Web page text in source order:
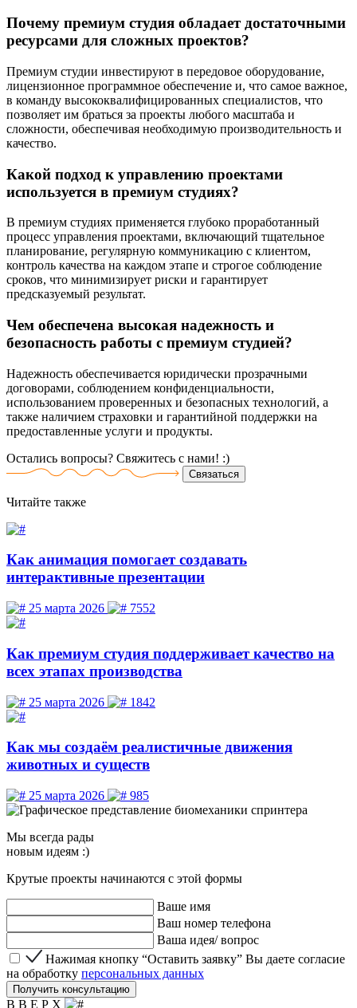
Почему премиум студия обладает достаточными
ресурсами для сложных проектов?
Премиум студии инвестируют в передовое оборудование,
лицензионное программное обеспечение и, что самое важное,
в команду высококвалифицированных специалистов, что
позволяет им браться за проекты любого масштаба и
сложности, обеспечивая необходимую производительность и
качество.
Какой подход к управлению проектами
используется в премиум студиях?
В премиум студиях применяется глубоко проработанный
процесс управления проектами, включающий тщательное
планирование, регулярную коммуникацию с клиентом,
контроль качества на каждом этапе и строгое соблюдение
сроков, что минимизирует риски и гарантирует
предсказуемый результат.
Чем обеспечена высокая надежность и
безопасность работы с премиум студией?
Надежность обеспечивается юридически прозрачными
договорами, соблюдением конфиденциальности,
использованием проверенных и безопасных технологий, а
также наличием страховки и гарантийной поддержки на
предоставленные услуги и продукты.
Остались вопросы? Свяжитесь с нами! :)
Связаться
Читайте также
Как анимация помогает создавать
интерактивные презентации
25 марта 2026 7552
Как премиум студия поддерживает качество на
всех этапах производства
25 марта 2026 1842
Как мы создаём реалистичные движения
животных и существ
25 марта 2026 985
Мы всегда рады
новым идеям :)
Крутые проекты начинаются с этой формы
Ваше имя
Ваш номер телефона
Ваша идея/ вопрос
Нажимая кнопку “Оставить заявку” Вы даете согласие
Нажимая кнопку “Оставить заявку” Вы даете согласие
на обработку персональных данных
Получить консультацию
В В Е Р Х